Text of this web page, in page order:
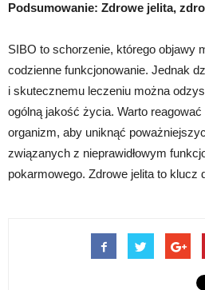
Podsumowanie: Zdrowe jelita,
SIBO to schorzenie, którego objawy
codzienne funkcjonowanie. Jednak
i skutecznemu leczeniu można
ogólną jakość życia. Warto reagować
organizm, aby uniknąć
związanych z nieprawidłowym
pokarmowego. Zdrowe jelita to klucz